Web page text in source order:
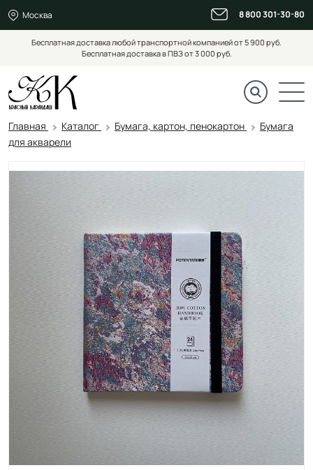
Москва 8 800 301-30-80
Бесплатная доставка любой транспортной компанией от 5 900 руб.
Бесплатная доставка в ПВЗ от 3 000 руб.
Главная Каталог Бумага, картон, пенокартон
Бумага
для акварели